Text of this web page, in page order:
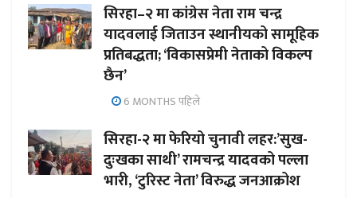
सिरहा–२ मा कांग्रेस नेता राम चन्द्र
यादवलाई जिताउन स्थानीयको सामूहिक
प्रतिबद्धता; ‘विकासप्रेमी नेताको विकल्प
छैन’
6 MONTHS पहिले
सिरहा-२ मा फेरियो चुनावी लहर:’सुख-
दुःखका साथी’ रामचन्द्र यादवको पल्ला
भारी, ‘टुरिस्ट नेता’ विरुद्ध जनआक्रोश